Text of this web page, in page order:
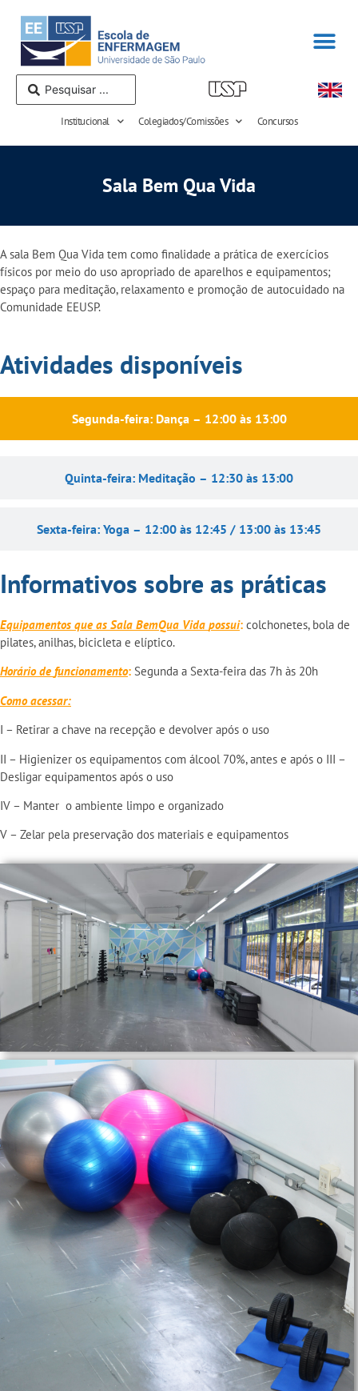
Institucional Colegiados/Comissões Concursos
Sala Bem Qua Vida
A sala Bem Qua Vida tem como finalidade a prática de exercícios
físicos por meio do uso apropriado de aparelhos e equipamentos;
espaço para meditação, relaxamento e promoção de autocuidado na
Comunidade EEUSP.
Atividades disponíveis
Segunda-feira: Dança – 12:00 às 13:00
Quinta-feira: Meditação – 12:30 às 13:00
Sexta-feira: Yoga – 12:00 às 12:45 / 13:00 às 13:45
Informativos sobre as práticas
Equipamentos que as Sala BemQua Vida possui: colchonetes, bola de
pilates, anilhas, bicicleta e elíptico.
Horáriode funcionamento: Segunda a Sexta-feira das 7h às 20h
Comoacessar:
I – Retirar a chave na recepção e devolver após o uso
II – Higienizer os equipamentos com álcool 70%, antes e após o III –
Desligar equipamentos após o uso
IV – Manter o ambiente limpo e organizado
V – Zelar pela preservação dos materiais e equipamentos